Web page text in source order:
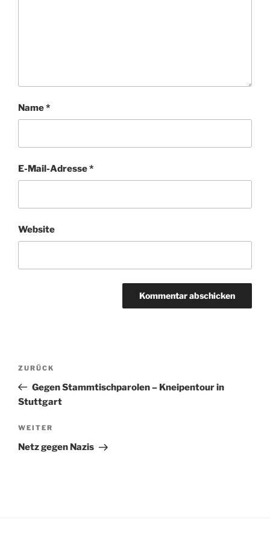
Name*
E-Mail-Adresse*
Website
Beitragsnavigation
Vorheriger
Beitrag
ZURÜCK
Gegen Stammtischparolen – Kneipentour in
Stuttgart
Nächster
Beitrag
WEITER
Netz gegen Nazis